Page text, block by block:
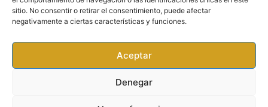
sitio. No consentir o retirar el consentimiento, puede afectar
negativamente a ciertas características y funciones.
Aceptar
Denegar